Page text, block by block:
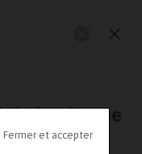
et accepter
Industrie